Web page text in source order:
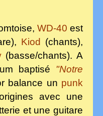
WD-40 est
Kiod (chants),
(basse/chants). A
baptisé "Notre
balance un punk
avec une
et une guitare